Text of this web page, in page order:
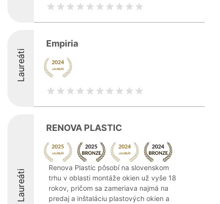
Laureáti
Empiria
Laureáti
RENOVA PLASTIC
Renova Plastic pôsobí na slovenskom
trhu v oblasti montáže okien už vyše 18
rokov, pričom sa zameriava najmä na
predaj a inštaláciu plastových okien a